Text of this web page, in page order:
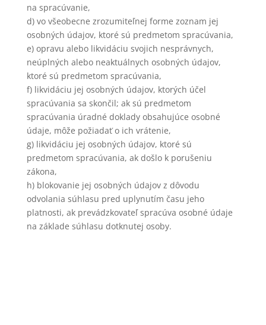
na spracúvanie,
d) vo všeobecne zrozumiteľnej forme zoznam jej
osobných údajov, ktoré sú predmetom spracúvania,
e) opravu alebo likvidáciu svojich nesprávnych,
neúplných alebo neaktuálnych osobných údajov,
ktoré sú predmetom spracúvania,
f) likvidáciu jej osobných údajov, ktorých účel
spracúvania sa skončil; ak sú predmetom
spracúvania úradné doklady obsahujúce osobné
údaje, môže požiadať o ich vrátenie,
g) likvidáciu jej osobných údajov, ktoré sú
predmetom spracúvania, ak došlo k porušeniu
zákona,
h) blokovanie jej osobných údajov z dôvodu
odvolania súhlasu pred uplynutím času jeho
platnosti, ak prevádzkovateľ spracúva osobné údaje
na základe súhlasu dotknutej osoby.